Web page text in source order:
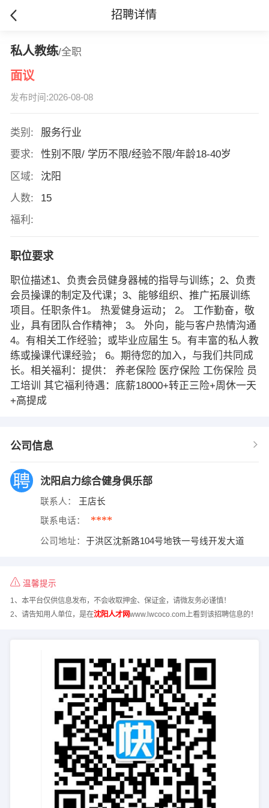
招聘详情
私人教练/全职
面议
发布时间:2026-08-08
类别:
服务行业
要求:
性别不限/ 学历不限/经验不限/年龄18-40岁
区域:
沈阳
人数:
15
福利:
职位要求
职位描述1、负责会员健身器械的指导与训练；2、负责
会员操课的制定及代课；3、能够组织、推广拓展训练
项目。任职条件1。 热爱健身运动； 2。 工作勤奋，敬
业，具有团队合作精神； 3。 外向，能与客户热情沟通
4。有相关工作经验；或毕业应届生 5。有丰富的私人教
练或操课代课经验； 6。期待您的加入，与我们共同成
长。相关福利：提供： 养老保险 医疗保险 工伤保险 员
工培训 其它福利待遇：底薪18000+转正三险+周休一天
+高提成
公司信息
沈阳启力综合健身俱乐部
联系人： 王店长
联系电话： ****
公司地址： 于洪区沈新路104号地铁一号线开发大道
温馨提示
1、本平台仅供信息发布，不会收取押金、保证金，请微友务必谨慎！
2、请告知用人单位，是在沈阳人才网www.lwcoco.com上看到该招聘信息的！